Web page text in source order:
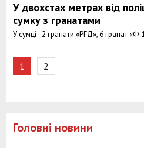
У двохстах метрах від
сумку з гранатами
У сумці - 2 гранати «РГД», 6 гранат
1 2
Головні новини